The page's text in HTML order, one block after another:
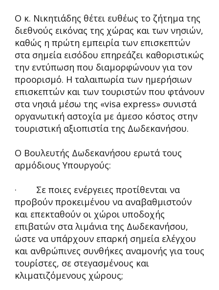
Ο κ. Νικητιάδης θέτει ευθέως το ζήτημα της
διεθνούς εικόνας της χώρας και των νησιών,
καθώς η πρώτη εμπειρία των επισκεπτών
στα σημεία εισόδου επηρεάζει καθοριστικώς
την εντύπωση που διαμορφώνουν για τον
προορισμό. Η ταλαιπωρία των ημερήσιων
επισκεπτών και των τουριστών που φτάνουν
στα νησιά μέσω της «visa express» συνιστά
οργανωτική αστοχία με άμεσο κόστος στην
τουριστική αξιοπιστία της Δωδεκανήσου.
Ο Βουλευτής Δωδεκανήσου ερωτά τους
αρμόδιους Υπουργούς:
· Σε ποιες ενέργειες προτίθενται να
προβούν προκειμένου να αναβαθμιστούν
και επεκταθούν οι χώροι υποδοχής
επιβατών στα λιμάνια της Δωδεκανήσου,
ώστε να υπάρχουν επαρκή σημεία ελέγχου
και ανθρώπινες συνθήκες αναμονής για τους
τουρίστες, σε στεγασμένους και
κλιματιζόμενους χώρους;